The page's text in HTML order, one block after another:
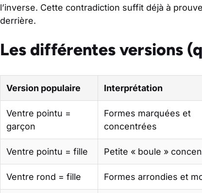
l’inverse. Cette contradiction suffit déjà à
derrière.
Les différentes versions
Version populaire Interprétation
Ventre pointu =
garçon
Formes marquées et
concentrées
Ventre pointu = fille Petite « boule »
Ventre rond = fille Formes arrondies et